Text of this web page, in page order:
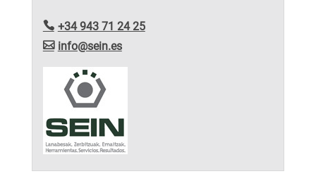
+34 943 71 24 25
info@sein.es